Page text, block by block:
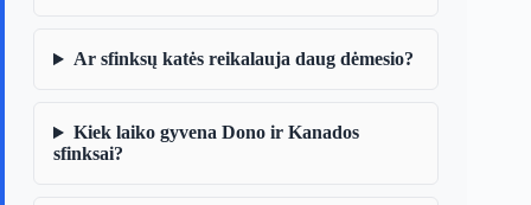
Ar sfinksų katės reikalauja daug dėmesio?
Kiek laiko gyvena Dono ir Kanados
sfinksai?